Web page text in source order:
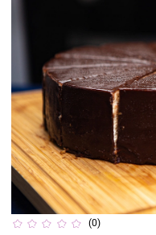
(0)